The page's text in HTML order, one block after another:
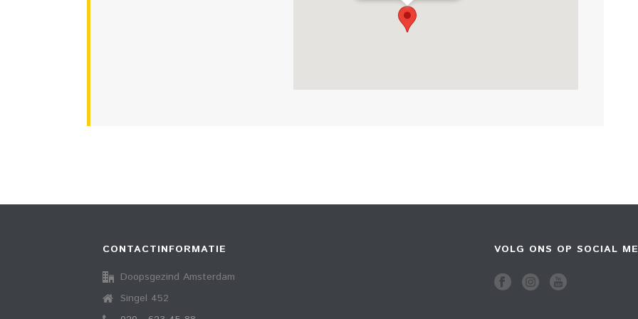
CONTACTINFORMATIE
Doopsgezind Amsterdam
Singel 452
VOLG ONS OP SOCIAL